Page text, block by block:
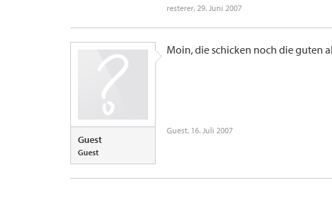
resterer, 29. Juni 2007
Guest
Guest
Moin, die schicken noch die guten
Guest, 16. Juli 2007